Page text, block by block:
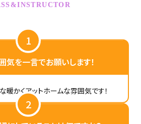
1
気を一言でお願いします！
暖かくアットホームな雰囲気です！
2